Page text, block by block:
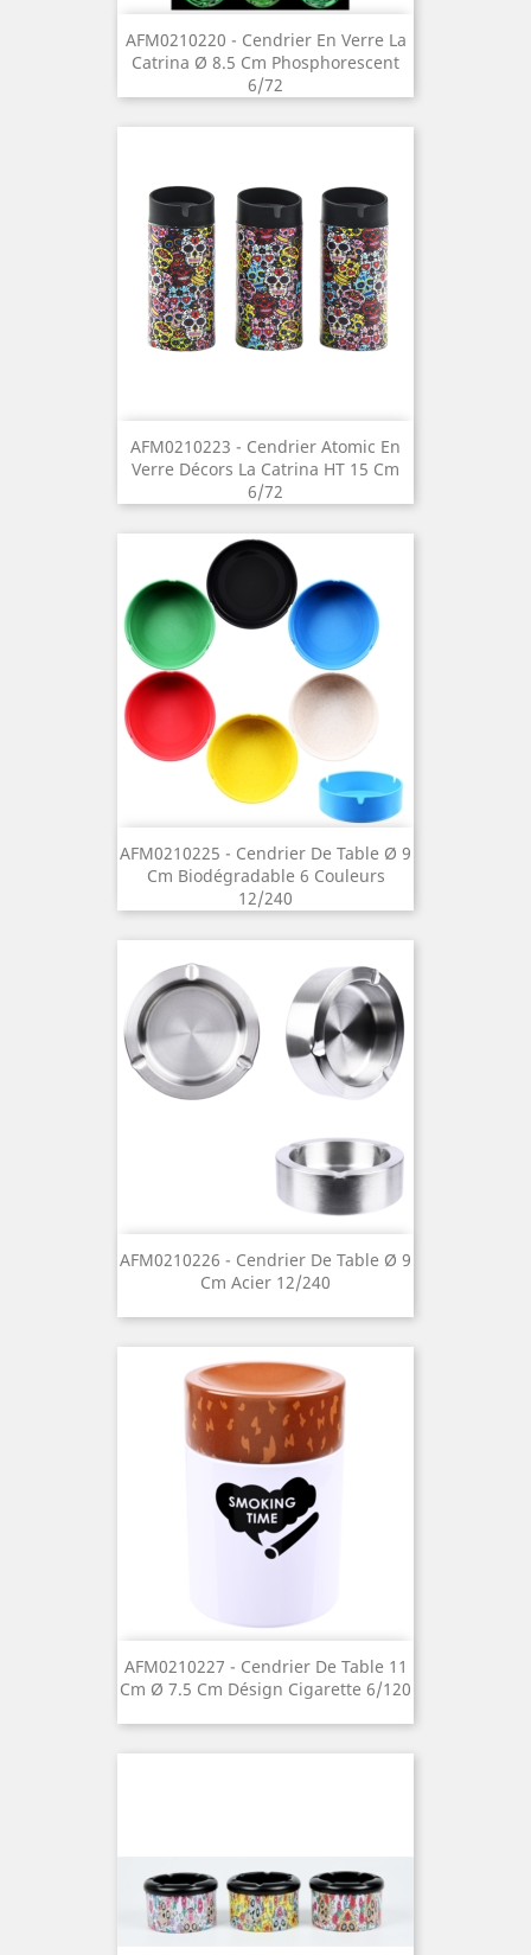
AFM0210220 - Cendrier En Verre La
Catrina Ø 8.5 Cm Phosphorescent
6/72
AFM0210223 - Cendrier Atomic En
Verre Décors La Catrina HT 15 Cm
6/72
AFM0210225 - Cendrier De Table Ø 9
Cm Biodégradable 6 Couleurs
12/240
AFM0210226 - Cendrier De Table Ø 9
Cm Acier 12/240
AFM0210227 - Cendrier De Table 11
Cm Ø 7.5 Cm Désign Cigarette 6/120